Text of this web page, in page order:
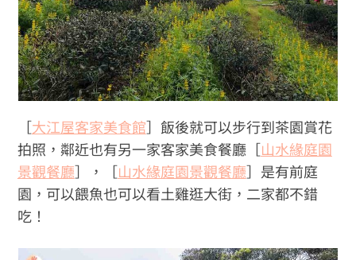
［大江屋客家美食館］飯後就可以步行到茶園賞花
拍照，鄰近也有另一家客家美食餐廳［山水緣庭園
景觀餐廳］，［山水緣庭園景觀餐廳］是有前庭
園，可以餵魚也可以看土雞逛大街，二家都不錯
吃！